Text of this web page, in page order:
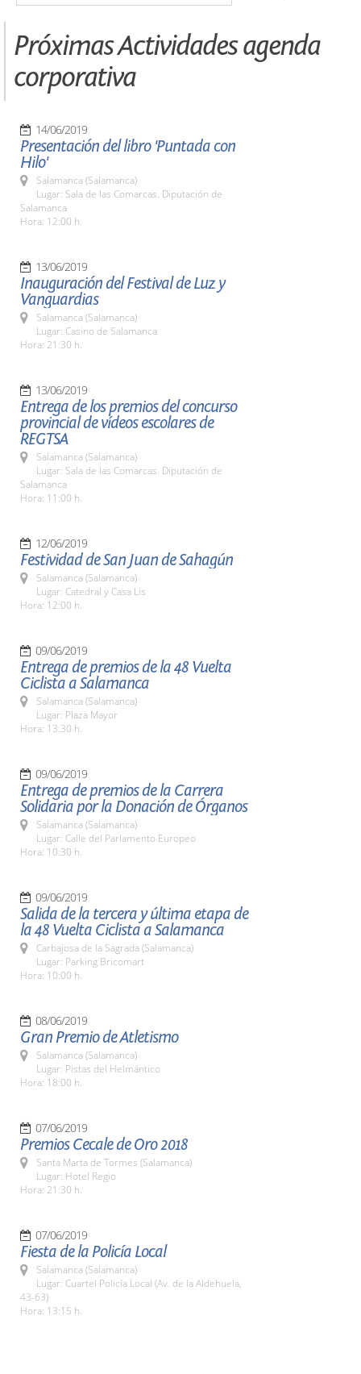
Próximas Actividades agenda
corporativa
14/06/2019
Presentación del libro 'Puntada con
Hilo'
Salamanca (Salamanca)
Lugar: Sala de las Comarcas. Diputación de
Salamanca
Hora: 12:00 h.
13/06/2019
Inauguración del Festival de Luz y
Vanguardias
Salamanca (Salamanca)
Lugar: Casino de Salamanca
Hora: 21:30 h.
13/06/2019
Entrega de los premios del concurso
provincial de vídeos escolares de
REGTSA
Salamanca (Salamanca)
Lugar: Sala de las Comarcas. Diputación de
Salamanca
Hora: 11:00 h.
12/06/2019
Festividad de San Juan de Sahagún
Salamanca (Salamanca)
Lugar: Catedral y Casa Lis
Hora: 12:00 h.
09/06/2019
Entrega de premios de la 48 Vuelta
Ciclista a Salamanca
Salamanca (Salamanca)
Lugar: Plaza Mayor
Hora: 13:30 h.
09/06/2019
Entrega de premios de la Carrera
Solidaria por la Donación de Órganos
Salamanca (Salamanca)
Lugar: Calle del Parlamento Europeo
Hora: 10:30 h.
09/06/2019
Salida de la tercera y última etapa de
la 48 Vuelta Ciclista a Salamanca
Carbajosa de la Sagrada (Salamanca)
Lugar: Parking Bricomart
Hora: 10:00 h.
08/06/2019
Gran Premio de Atletismo
Salamanca (Salamanca)
Lugar: Pistas del Helmántico
Hora: 18:00 h.
07/06/2019
Premios Cecale de Oro 2018
Santa Marta de Tormes (Salamanca)
Lugar: Hotel Regio
Hora: 21:30 h.
07/06/2019
Fiesta de la Policía Local
Salamanca (Salamanca)
Lugar: Cuartel Policía Local (Av. de la Aldehuela,
43-63)
Hora: 13:15 h.